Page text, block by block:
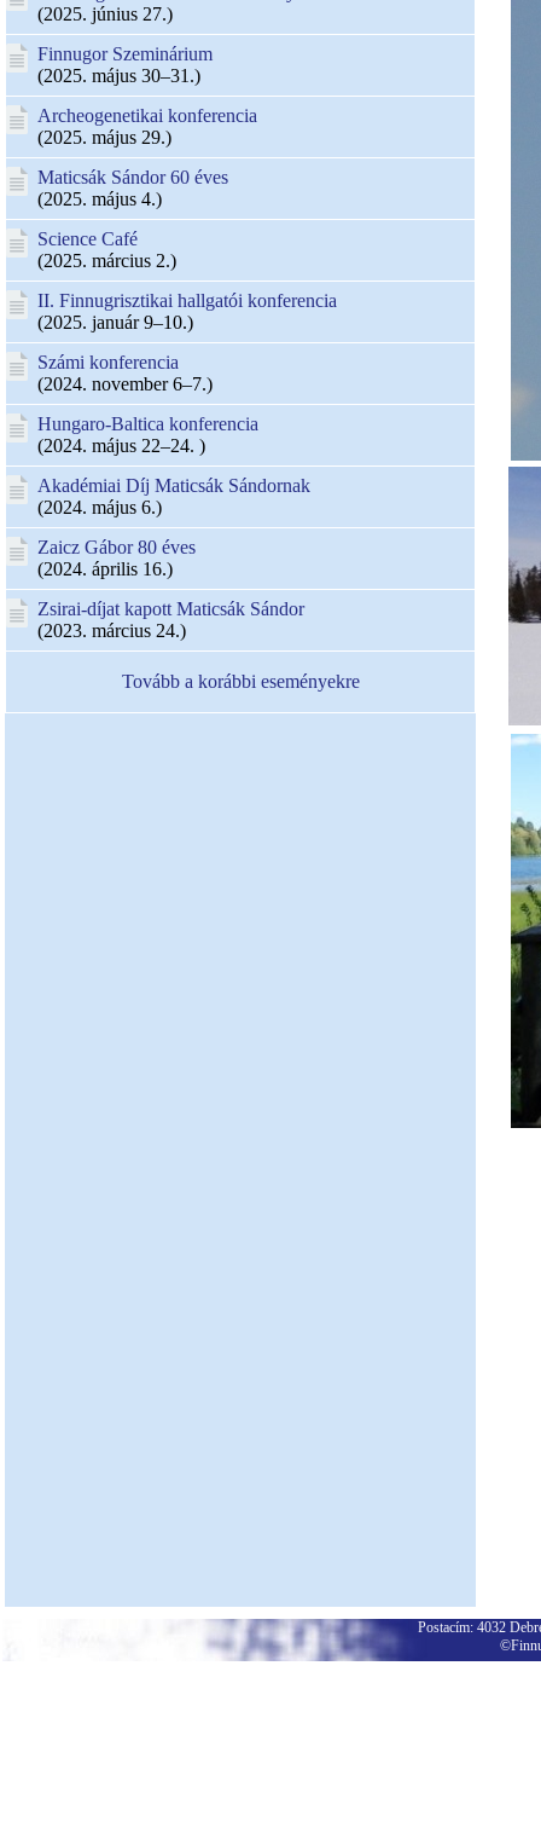
(2025. június 27.)
Finnugor Szeminárium
(2025. május 30–31.)
Archeogenetikai konferencia
(2025. május 29.)
Maticsák Sándor 60 éves
(2025. május 4.)
Science Café
(2025. március 2.)
II. Finnugrisztikai hallgatói konferencia
(2025. január 9–10.)
Számi konferencia
(2024. november 6–7.)
Hungaro-Baltica konferencia
(2024. május 22–24. )
Akadémiai Díj Maticsák Sándornak
(2024. május 6.)
Zaicz Gábor 80 éves
(2024. április 16.)
Zsirai-díjat kapott Maticsák Sándor
(2023. március 24.)
Tovább a korábbi eseményekre
Postacím: 4032